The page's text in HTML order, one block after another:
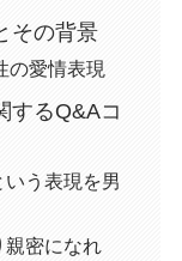
その背景
の愛情表現
するQ&Aコ
う表現を男
親密になれ